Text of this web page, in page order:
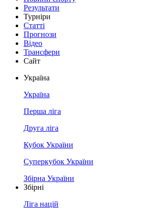
Результати
Турніри
Статті
Прогнози
Відео
Трансфери
Сайт
Україна
Україна
Перша ліга
Друга ліга
Кубок України
Суперкубок України
Збірна України
Збірні
Ліга націй